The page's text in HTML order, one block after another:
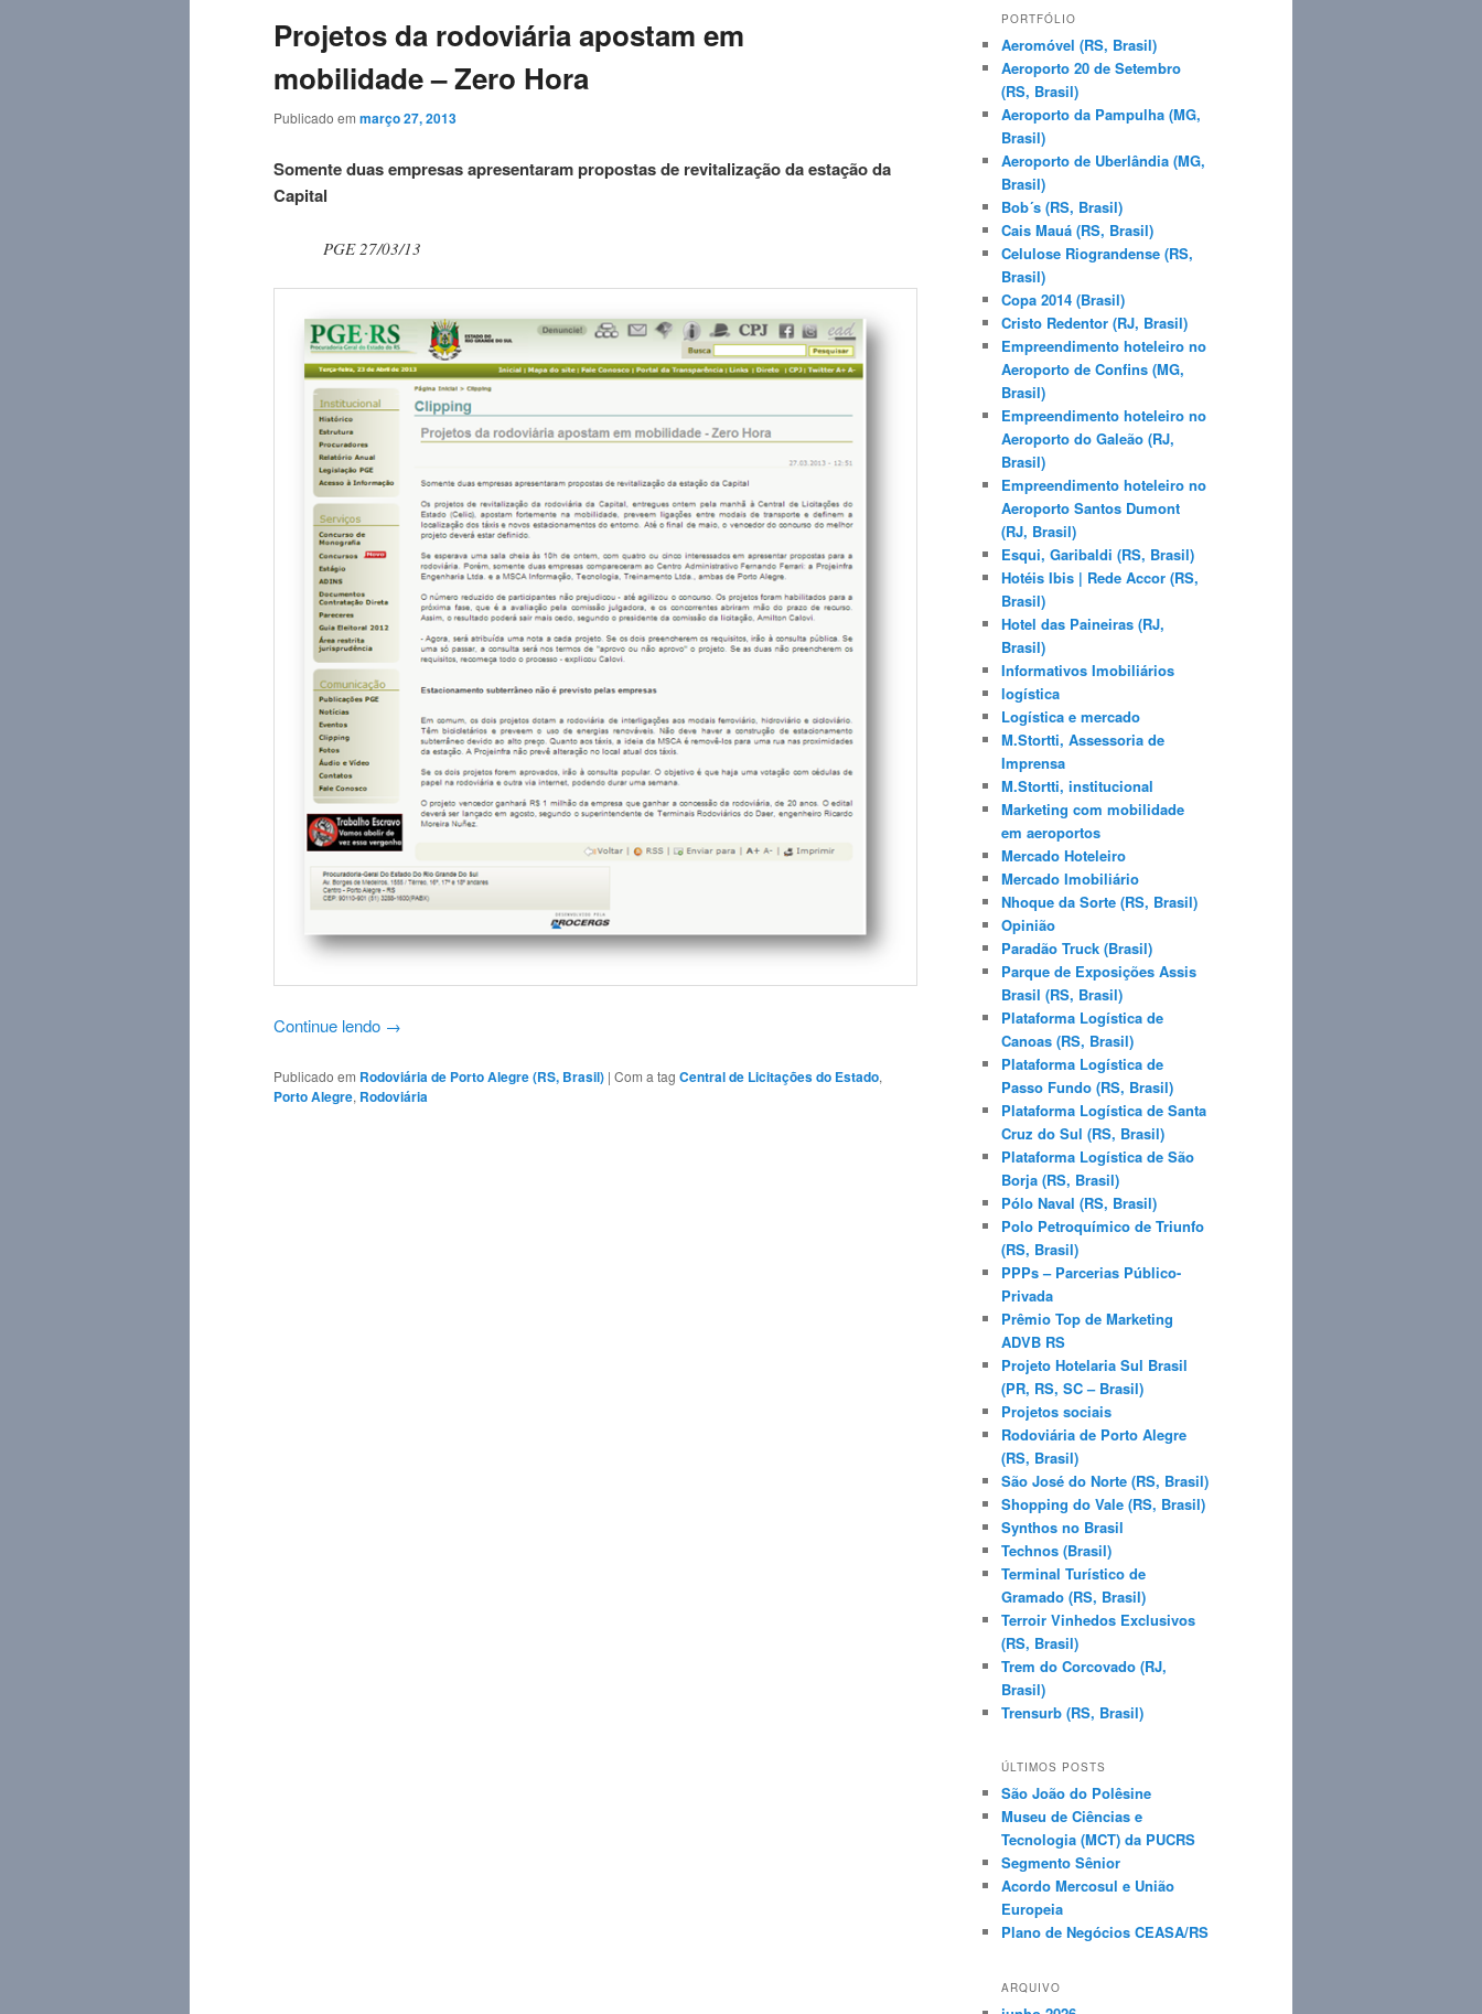
Projetos da rodoviária apostam em
mobilidade – Zero Hora
Publicado em março 27, 2013
Somente duas empresas apresentaram propostas de revitalização da estação da
Capital
PGE 27/03/13
Continue lendo →
Publicado em Rodoviária de Porto Alegre (RS, Brasil) | Com a tag Central de Licitações do Estado,
Porto Alegre, Rodoviária
q
i
s
a
r
PORTFÓLIO
Aeromóvel (RS, Brasil)
Aeroporto 20 de Setembro
(RS, Brasil)
Aeroporto da Pampulha (MG,
Brasil)
Aeroporto de Uberlândia (MG,
Brasil)
Bob´s (RS, Brasil)
Cais Mauá (RS, Brasil)
Celulose Riograndense (RS,
Brasil)
Copa 2014 (Brasil)
Cristo Redentor (RJ, Brasil)
Empreendimento hoteleiro no
Aeroporto de Confins (MG,
Brasil)
Empreendimento hoteleiro no
Aeroporto do Galeão (RJ,
Brasil)
Empreendimento hoteleiro no
Aeroporto Santos Dumont
(RJ, Brasil)
Esqui, Garibaldi (RS, Brasil)
Hotéis Ibis | Rede Accor (RS,
Brasil)
Hotel das Paineiras (RJ,
Brasil)
Informativos Imobiliários
logística
Logística e mercado
M.Stortti, Assessoria de
Imprensa
M.Stortti, institucional
Marketing com mobilidade
em aeroportos
Mercado Hoteleiro
Mercado Imobiliário
Nhoque da Sorte (RS, Brasil)
Opinião
Paradão Truck (Brasil)
Parque de Exposições Assis
Brasil (RS, Brasil)
Plataforma Logística de
Canoas (RS, Brasil)
Plataforma Logística de
Passo Fundo (RS, Brasil)
Plataforma Logística de Santa
Cruz do Sul (RS, Brasil)
Plataforma Logística de São
Borja (RS, Brasil)
Pólo Naval (RS, Brasil)
Polo Petroquímico de Triunfo
(RS, Brasil)
PPPs – Parcerias Público-
Privada
Prêmio Top de Marketing
ADVB RS
Projeto Hotelaria Sul Brasil
(PR, RS, SC – Brasil)
Projetos sociais
Rodoviária de Porto Alegre
(RS, Brasil)
São José do Norte (RS, Brasil)
Shopping do Vale (RS, Brasil)
Synthos no Brasil
Technos (Brasil)
Terminal Turístico de
Gramado (RS, Brasil)
Terroir Vinhedos Exclusivos
(RS, Brasil)
Trem do Corcovado (RJ,
Brasil)
Trensurb (RS, Brasil)
ÚLTIMOS POSTS
São João do Polêsine
Museu de Ciências e
Tecnologia (MCT) da PUCRS
Segmento Sênior
Acordo Mercosul e União
Europeia
Plano de Negócios CEASA/RS
ARQUIVO